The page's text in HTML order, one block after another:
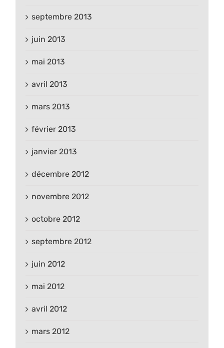
septembre 2013
juin 2013
mai 2013
avril 2013
mars 2013
février 2013
janvier 2013
décembre 2012
novembre 2012
octobre 2012
septembre 2012
juin 2012
mai 2012
avril 2012
mars 2012